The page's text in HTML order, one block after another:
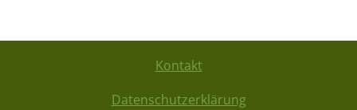
Kontakt
Datenschutzerklärung